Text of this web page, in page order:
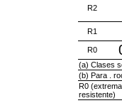
R2
R1
R0
(a) Clases
(b) Para .
R0
resistente)